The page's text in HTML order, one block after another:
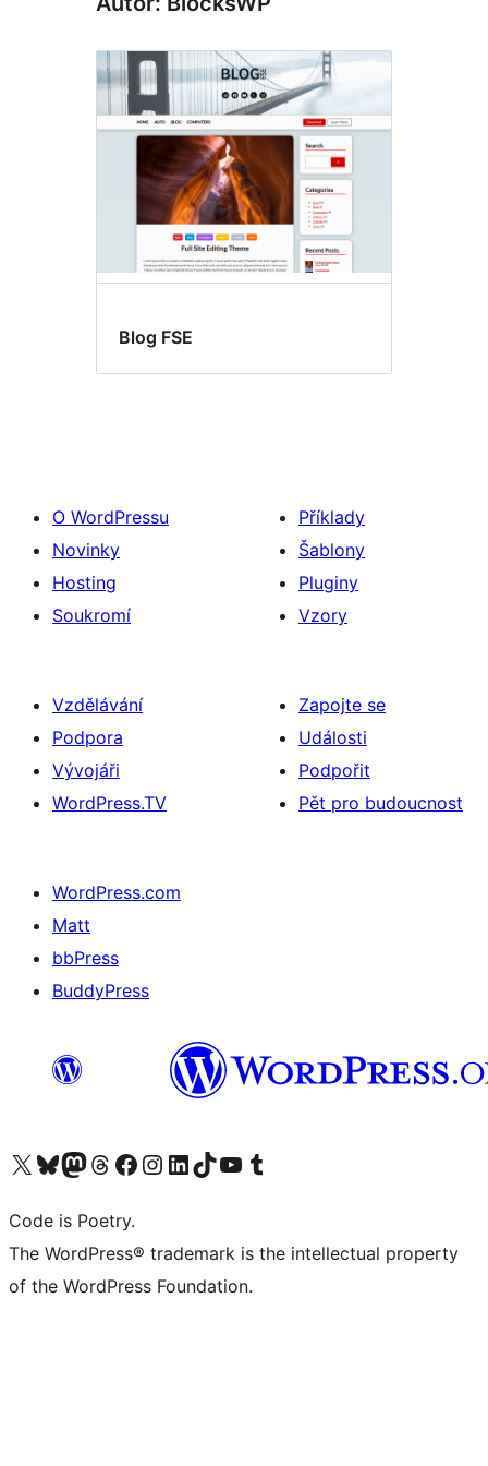
Blog FSE
O WordPressu
Novinky
Hosting
Soukromí
Příklady
Šablony
Pluginy
Vzory
Vzdělávání
Podpora
Vývojáři
WordPress.TV
Zapojte se
Události
Podpořit
Pět pro budoucnost
WordPress.com
Matt
bbPress
BuddyPress
Navštivte náš účet na X (dříve Twitter)
Navštivte náš Bluesky účetNavštivte náš účet Mastodon
Navštivte náš Threads účetNavštivte naši stránku na Facebooku
Navštivte náš Instagram účetNavštivte náš LinkedIn účetNavštivte náš TikTok účetNavštivte náš YouTube kanálNavštivte náš Tumblr účet
Code is Poetry.
The WordPress® trademark is the intellectual property
of the WordPress Foundation.